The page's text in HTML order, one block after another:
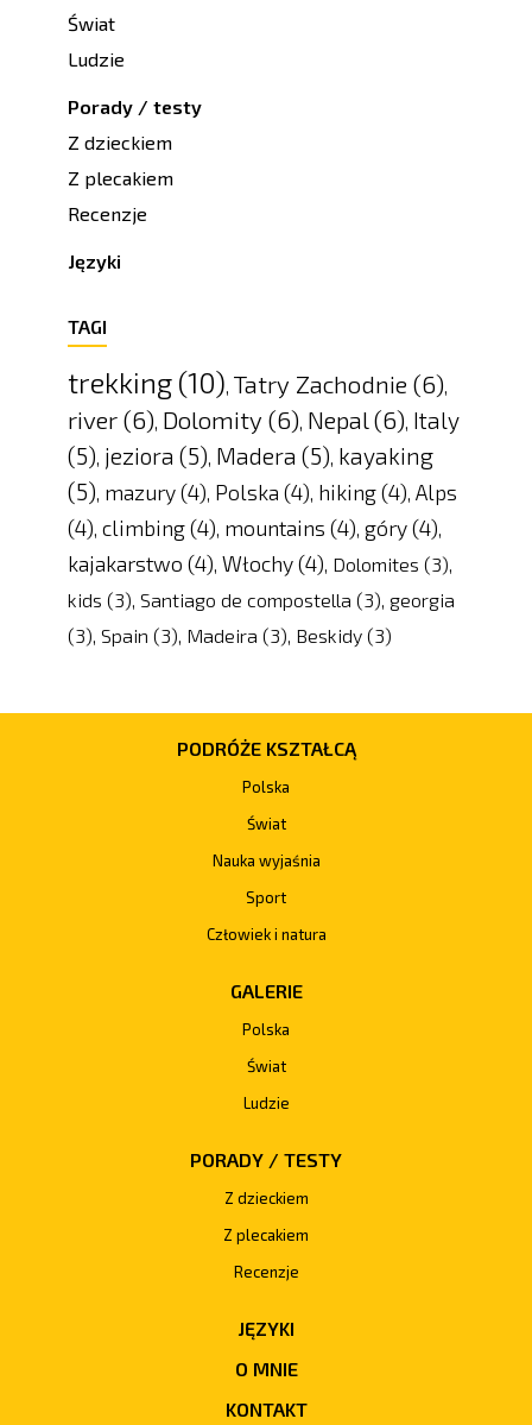
Świat
Ludzie
Porady / testy
Z dzieckiem
Z plecakiem
Recenzje
Języki
TAGI
trekking(10), Tatry Zachodnie (6),
river(6), Dolomity (6), Nepal(6), Italy
(5), jeziora (5), Madera (5), kayaking
(5), mazury(4), Polska (4), hiking(4), Alps
(4), climbing(4), mountains (4), góry(4),
kajakarstwo (4), Włochy(4), Dolomites (3),
kids (3), Santiago de compostella (3), georgia
(3), Spain (3), Madeira (3), Beskidy(3)
PODRÓŻE KSZTAŁCĄ
Polska
Świat
Nauka wyjaśnia
Sport
Człowiek i natura
GALERIE
Polska
Świat
Ludzie
PORADY / TESTY
Z dzieckiem
Z plecakiem
Recenzje
JĘZYKI
O MNIE
KONTAKT